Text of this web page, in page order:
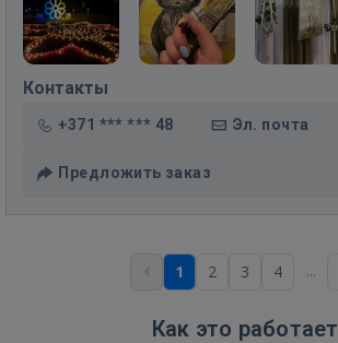
Контакты
+371 *** *** 48 Эл. почта
Предложить заказ
1 2 3 4 ...
Как это работает